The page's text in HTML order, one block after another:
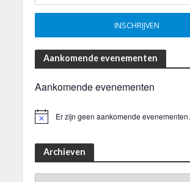
Aankomende evenementen
Aankomende evenementen
Er zijn geen aankomende evenementen.
Archieven